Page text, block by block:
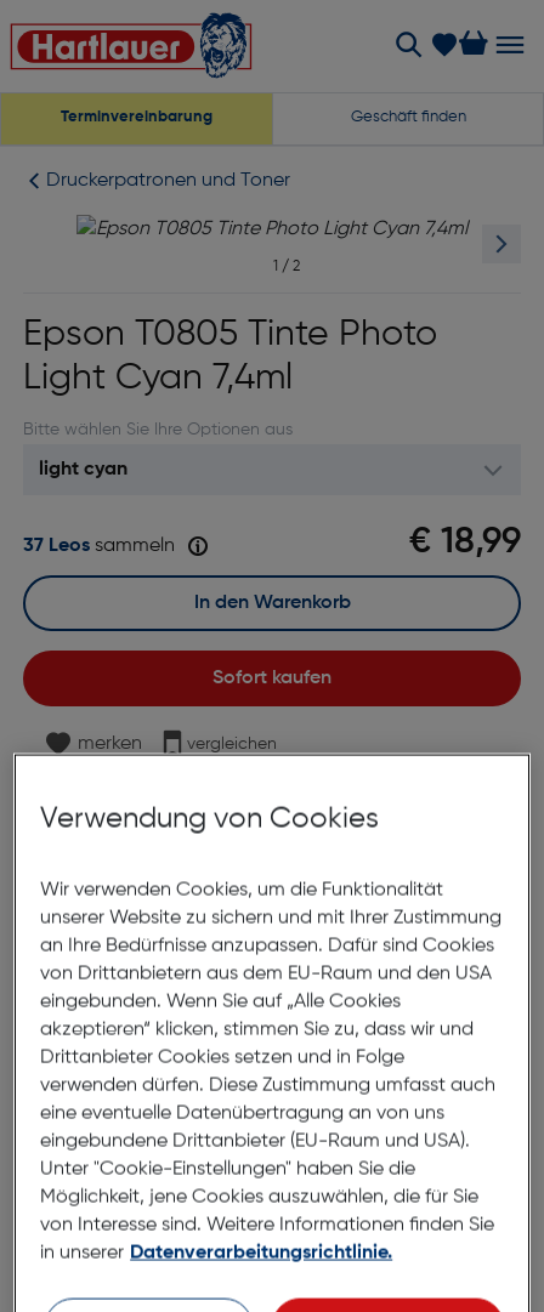
Terminvereinbarung Geschäft finden
Druckerpatronen und Toner
1 / 2
Epson T0805 Tinte Photo
Light Cyan 7,4ml
Bitte wählen Sie Ihre Optionen aus
€ 18,99
37 Leossammeln
Sofort kaufen
In den Warenkorb
merken vergleichen
Nach Hause liefern
Produktbeschreibung
Epson T0805 Tinte Photo Light
Cyan 7,4ml
ArtNr.: 550892440
Geld sparen mit separaten
Einzelpatronen
Mit Epson Claria Photographic Ink erzielen Sie
erstklassige Fotos, die länger halten als Fotos aus
aus hochauflösenden Digitalkameras
Verwendung von Cookies
Wir verwenden Cookies, um die Funktionalität
unserer Website zu sichern und mit Ihrer Zustimmung
an Ihre Bedürfnisse anzupassen. Dafür sind Cookies
von Drittanbietern aus dem EU-Raum und den USA
eingebunden. Wenn Sie auf „Alle Cookies
akzeptieren“ klicken, stimmen Sie zu, dass wir und
Drittanbieter Cookies setzen und in Folge
verwenden dürfen. Diese Zustimmung umfasst auch
eine eventuelle Datenübertragung an von uns
eingebundene Drittanbieter (EU-Raum und USA).
Unter "Cookie-Einstellungen" haben Sie die
Möglichkeit, jene Cookies auszuwählen, die für Sie
von Interesse sind. Weitere Informationen finden Sie
in unserer Datenverarbeitungsrichtlinie.